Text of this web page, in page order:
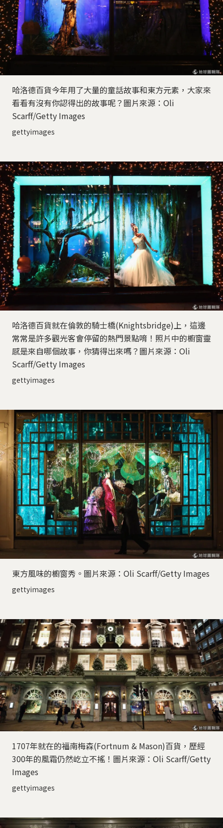
哈洛德百貨今年用了大量的童話故事和東方元素，大家來
看看有沒有你認得出的故事呢？圖片來源：Oli
Scarff/Getty Images
gettyimages
哈洛德百貨就在倫敦的騎士橋(Knightsbridge)上，這邊
常常是許多觀光客會停留的熱門景點唷！照片中的櫥窗靈
感是來自哪個故事，你猜得出來嗎？圖片來源：Oli
Scarff/Getty Images
gettyimages
東方風味的櫥窗秀。圖片來源：Oli Scarff/Getty Images
gettyimages
1707年就在的福南梅森(Fortnum & Mason)百貨，歷經
300年的風霜仍然屹立不搖！圖片來源：Oli Scarff/Getty
Images
gettyimages